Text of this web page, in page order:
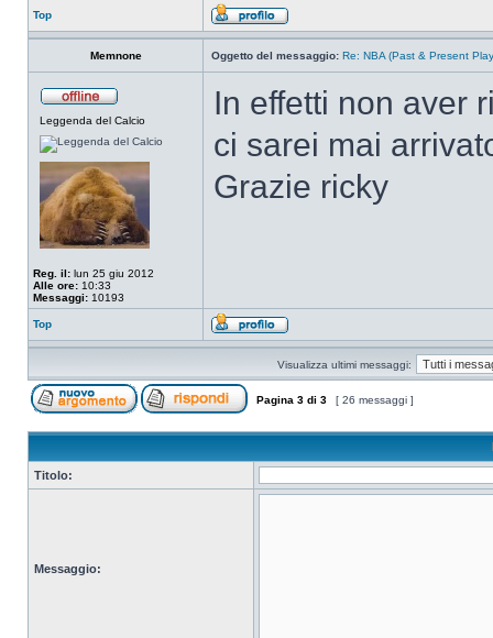
Top
Memnone Oggetto del messaggio: Re: NBA (Past & Present
Leggenda del Calcio
Reg. il: lun 25 giu 2012
Alle ore: 10:33
Messaggi: 10193
In effetti non aver
ci sarei mai
Grazie ricky
Top
Visualizza ultimi messaggi:
Pagina 3 di 3 [ 26 messaggi ]
Titolo:
Messaggio: